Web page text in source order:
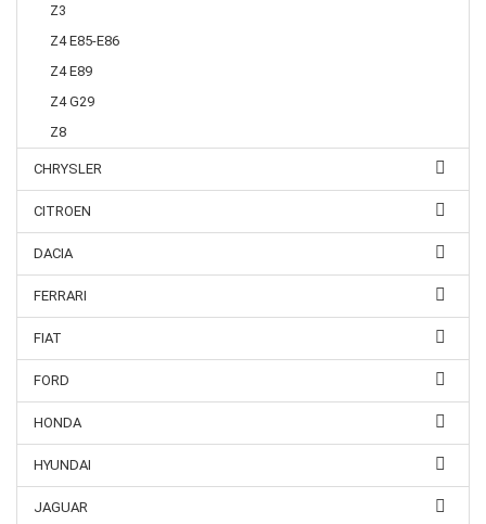
Z3
Z4 E85-E86
Z4 E89
Z4 G29
Z8
CHRYSLER
CITROEN
DACIA
FERRARI
FIAT
FORD
HONDA
HYUNDAI
JAGUAR